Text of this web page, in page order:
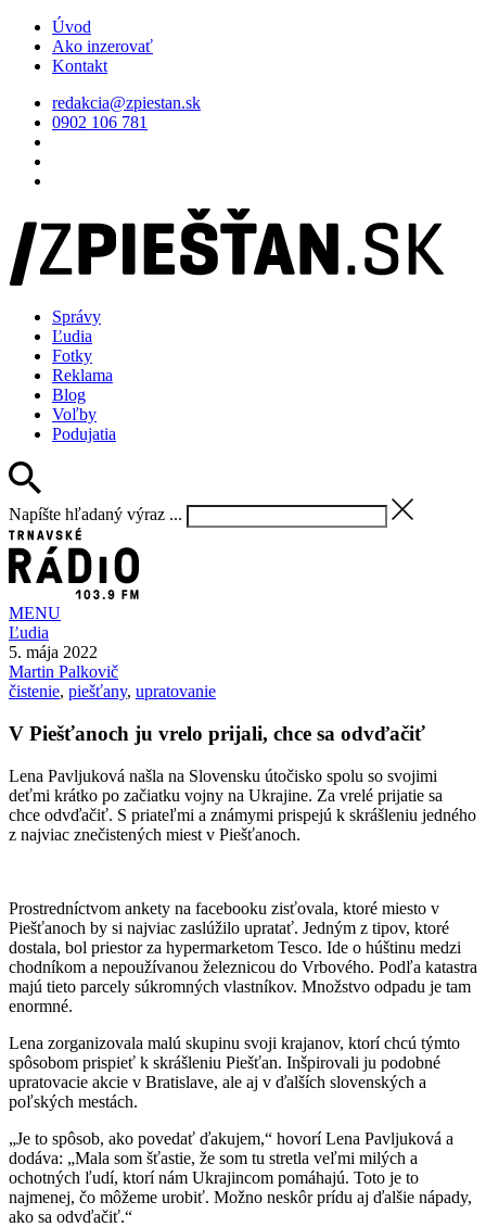
Úvod
Ako inzerovať
Kontakt
redakcia@zpiestan.sk
0902 106 781
Správy
Ľudia
Fotky
Reklama
Blog
Voľby
Podujatia
Napíšte hľadaný výraz ...
MENU
Ľudia
5. mája 2022
Martin Palkovič
čistenie, piešťany, upratovanie
V Piešťanoch ju vrelo prijali, chce sa odvďačiť
Lena Pavljuková našla na Slovensku útočisko spolu so svojimi
deťmi krátko po začiatku vojny na Ukrajine. Za vrelé prijatie sa
chce odvďačiť. S priateľmi a známymi prispejú k skrášleniu jedného
z najviac znečistených miest v Piešťanoch.
Prostredníctvom ankety na facebooku zisťovala, ktoré miesto v
Piešťanoch by si najviac zaslúžilo upratať. Jedným z tipov, ktoré
dostala, bol priestor za hypermarketom Tesco. Ide o húštinu medzi
chodníkom a nepoužívanou železnicou do Vrbového. Podľa katastra
majú tieto parcely súkromných vlastníkov. Množstvo odpadu je tam
enormné.
Lena zorganizovala malú skupinu svoji krajanov, ktorí chcú týmto
spôsobom prispieť k skrášleniu Piešťan. Inšpirovali ju podobné
upratovacie akcie v Bratislave, ale aj v ďalších slovenských a
poľských mestách.
„Je to spôsob, ako povedať ďakujem,“ hovorí Lena Pavljuková a
dodáva: „Mala som šťastie, že som tu stretla veľmi milých a
ochotných ľudí, ktorí nám Ukrajincom pomáhajú. Toto je to
najmenej, čo môžeme urobiť. Možno neskôr prídu aj ďalšie nápady,
ako sa odvďačiť.“